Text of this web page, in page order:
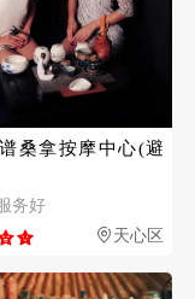
桑拿按摩中心(避
务好
天心区